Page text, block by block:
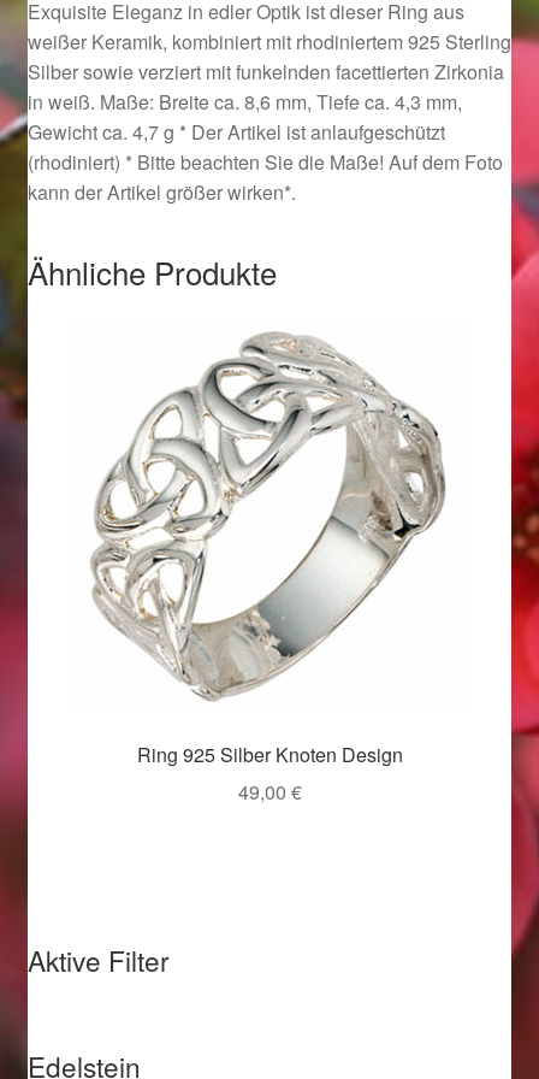
Ostergeschenke finden für Ostern 2019
Ostergeschenke finden für Ostern 2020
Ostergeschenke finden für Ostern 2021
Partner
Startseite
Startseite
Valentinstag
Valentinstag 2016
Valentinstag Geschenke
Weihnachtsangebote 2018
Exquisite Eleganz in edler Optik ist dieser Ring aus
weißer Keramik, kombiniert mit rhodiniertem 925 Sterling
Silber sowie verziert mit funkelnden facettierten Zirkonia
in weiß. Maße: Breite ca. 8,6 mm, Tiefe ca. 4,3 mm,
Gewicht ca. 4,7 g * Der Artikel ist anlaufgeschützt
(rhodiniert) * Bitte beachten Sie die Maße! Auf dem Foto
kann der Artikel größer wirken*.
Ähnliche Produkte
Ring 925 Silber Knoten Design
49,00 €
Aktive Filter
Edelstein